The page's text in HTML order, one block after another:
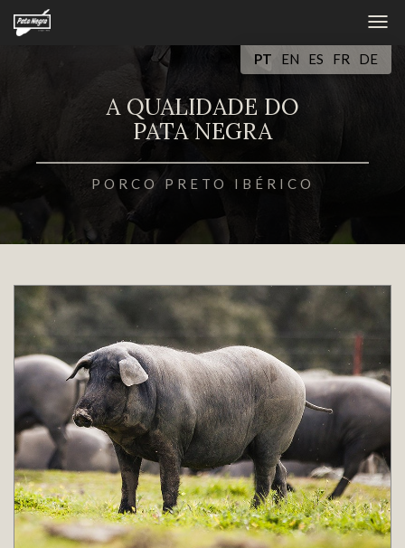
PT EN ES FR DE
A QUALIDADE DO
PATA NEGRA
PORCO PRETO IBÉRICO